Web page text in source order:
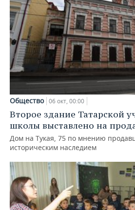
Общество 06 окт, 00:00
Второе здание Татарской
школы выставлено на
Дом на Тукая, 75 по мнению
историческим наследием